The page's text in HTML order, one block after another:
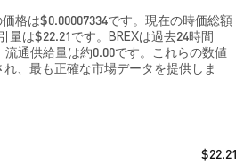
格は$0.00007334です。現在の時価総額
量は$22.21です。BREXは過去24時間
流通供給量は約0.00です。これらの数値
、最も正確な市場データを提供しま
$22.21